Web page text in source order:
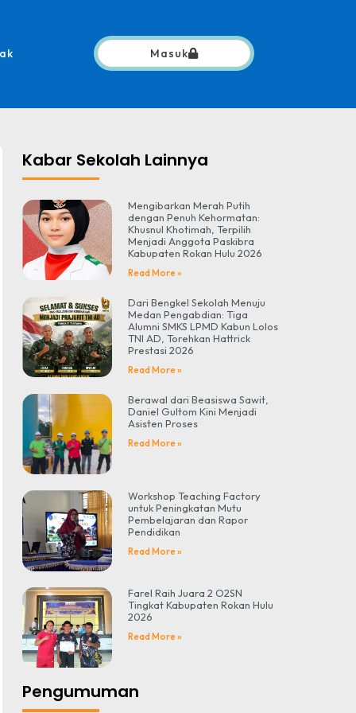
Masuk
Kabar Sekolah Lainnya
Mengibarkan Merah Putih
dengan Penuh Kehormatan:
Khusnul Khotimah, Terpilih
Menjadi Anggota Paskibra
Kabupaten Rokan Hulu 2026
Read More »
Dari Bengkel Sekolah Menuju
Medan Pengabdian: Tiga
Alumni SMKS LPMD Kabun Lolos
TNI AD, Torehkan Hattrick
Prestasi 2026
Read More »
Berawal dari Beasiswa Sawit,
Daniel Gultom Kini Menjadi
Asisten Proses
Read More »
Workshop Teaching Factory
untuk Peningkatan Mutu
Pembelajaran dan Rapor
Pendidikan
Read More »
Farel Raih Juara 2 O2SN
Tingkat Kabupaten Rokan Hulu
2026
Read More »
Pengumuman